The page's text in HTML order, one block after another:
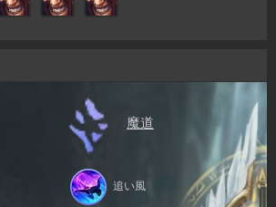
魔道
追い風